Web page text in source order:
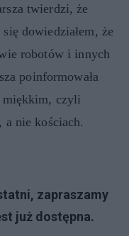
twierdzi, że
dowiedziałem, że
robotów i innych
poinformowała
miękkim, czyli
nie kościach.
zapraszamy
już dostępna.